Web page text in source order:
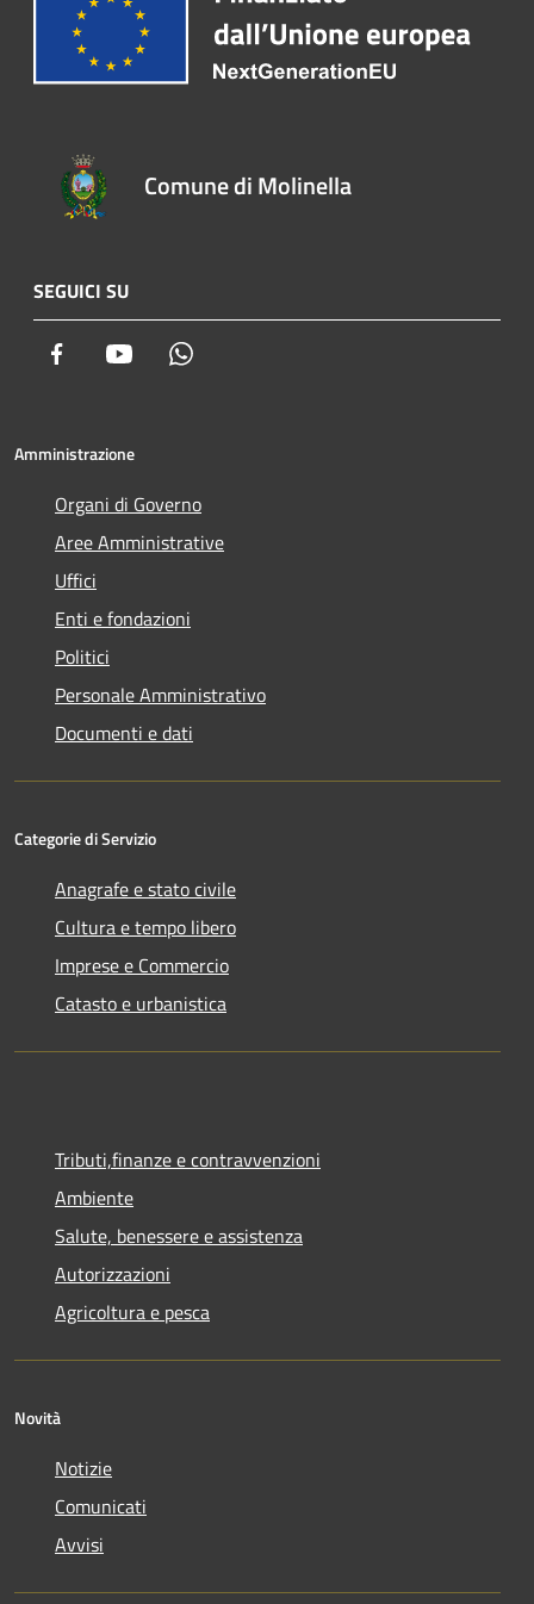
Comune di Molinella
SEGUICI SU
Facebook Youtube
Amministrazione
Organi di Governo
Aree Amministrative
Uffici
Enti e fondazioni
Politici
Personale Amministrativo
Documenti e dati
Categorie di Servizio
Anagrafe e stato civile
Cultura e tempo libero
Imprese e Commercio
Catasto e urbanistica
Tributi,finanze e contravvenzioni
Ambiente
Salute, benessere e assistenza
Autorizzazioni
Agricoltura e pesca
Novità
Notizie
Comunicati
Avvisi